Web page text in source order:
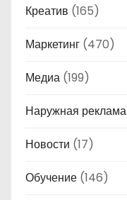
Креатив (165)
Маркетинг (470)
Медиа (199)
Наружная реклама
Новости (17)
Обучение (146)